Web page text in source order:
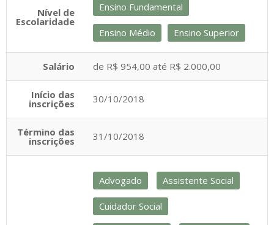
Nível de
Escolaridade
Ensino Fundamental
Ensino Médio Ensino Superior
Salário de R$ 954,00 até R$ 2.000,00
Início das
inscrições 30/10/2018
Término das
inscrições 31/10/2018
Advogado Assistente Social
Cuidador Social